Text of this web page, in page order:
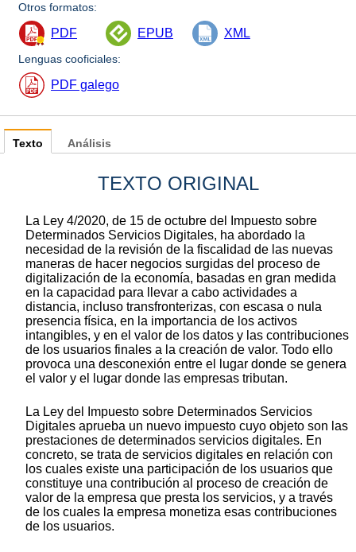
Otros formatos:
PDF EPUB XML
Lenguas cooficiales:
PDF galego
Texto
TEXTO ORIGINAL
La Ley 4/2020, de 15 de octubre del Impuesto sobre
Determinados Servicios Digitales, ha abordado la
necesidad de la revisión de la fiscalidad de las nuevas
maneras de hacer negocios surgidas del proceso de
digitalización de la economía, basadas en gran medida
en la capacidad para llevar a cabo actividades a
distancia, incluso transfronterizas, con escasa o nula
presencia física, en la importancia de los activos
intangibles, y en el valor de los datos y las contribuciones
de los usuarios finales a la creación de valor. Todo ello
provoca una desconexión entre el lugar donde se genera
el valor y el lugar donde las empresas tributan.
La Ley del Impuesto sobre Determinados Servicios
Digitales aprueba un nuevo impuesto cuyo objeto son las
prestaciones de determinados servicios digitales. En
concreto, se trata de servicios digitales en relación con
los cuales existe una participación de los usuarios que
constituye una contribución al proceso de creación de
valor de la empresa que presta los servicios, y a través
de los cuales la empresa monetiza esas contribuciones
de los usuarios.
Análisis